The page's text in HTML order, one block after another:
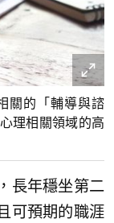
關的「輔導與諮
理相關領域的高
長年穩坐第二
可預期的職涯